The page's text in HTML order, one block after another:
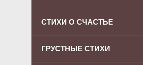
СТИХИ О СЧАСТЬЕ
ГРУСТНЫЕ СТИХИ